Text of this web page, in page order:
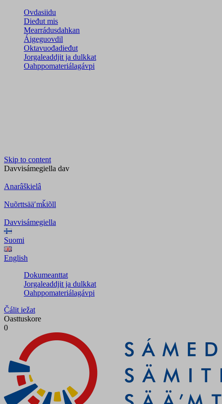
Ovdasiidu
Dieđut mis
Mearrádusdahkan
Áigeguovdil
Oktavuođadieđut
Jorgaleaddjit ja dulkkat
Oahppomateriálagávpi
Skip to content
Davvisámegiella dav
Anarâškielâ
Nuõrttsääʹmǩiõll
Davvisámegiella
Suomi
English
Dokumeanttat
Jorgaleaddjit ja dulkkat
Oahppomateriálagávpi
Čálit iežat
Oasttuskore
0